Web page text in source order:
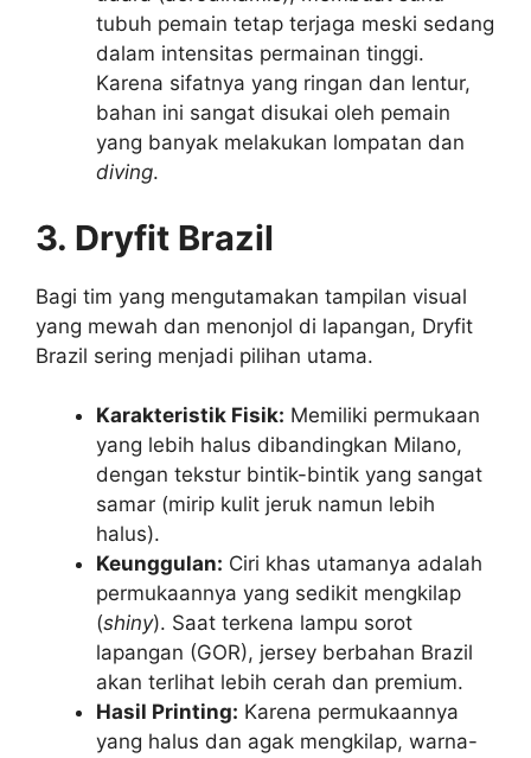
tubuh pemain tetap terjaga meski sedang
dalam intensitas permainan tinggi.
Karena sifatnya yang ringan dan lentur,
bahan ini sangat disukai oleh pemain
yang banyak melakukan lompatan dan
diving.
3. Dryfit Brazil
Bagi tim yang mengutamakan tampilan visual
yang mewah dan menonjol di lapangan, Dryfit
Brazil sering menjadi pilihan utama.
Karakteristik Fisik: Memiliki permukaan
yang lebih halus dibandingkan Milano,
dengan tekstur bintik-bintik yang sangat
samar (mirip kulit jeruk namun lebih
halus).
Keunggulan: Ciri khas utamanya adalah
permukaannya yang sedikit mengkilap
(shiny). Saat terkena lampu sorot
lapangan (GOR), jersey berbahan Brazil
akan terlihat lebih cerah dan premium.
Hasil Printing: Karena permukaannya
yang halus dan agak mengkilap, warna-